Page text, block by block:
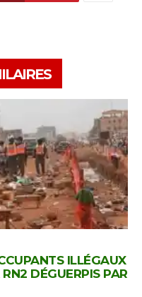
ILLÉGAUX
DÉGUERPIS PAR